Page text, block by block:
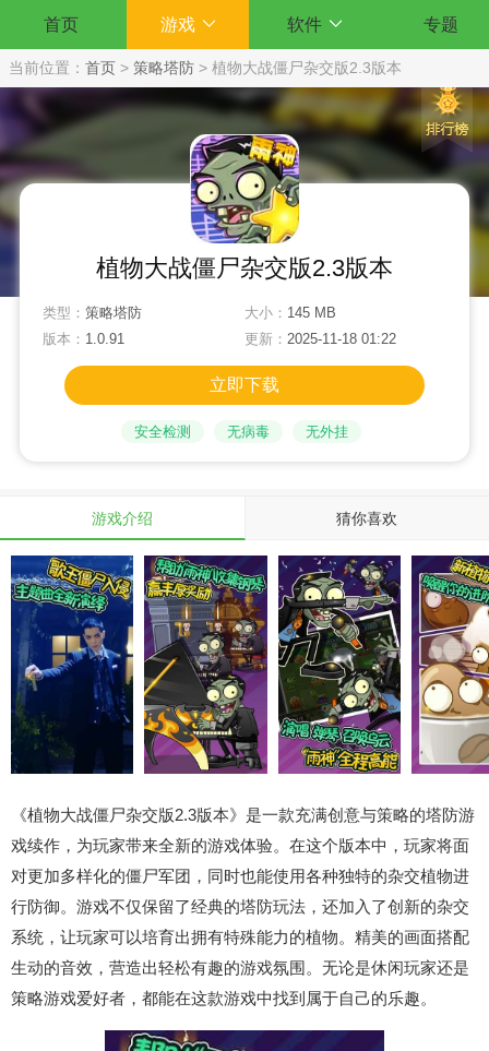
首页 游戏 软件 专题
当前位置： 首页 > 策略塔防 > 植物大战僵尸杂交版2.3版本
植物大战僵尸杂交版2.3版本
类型： 策略塔防 大小： 145 MB
版本： 1.0.91 更新： 2025-11-18 01:22
立即下载
安全检测 无病毒 无外挂
游戏介绍 猜你喜欢
《植物大战僵尸杂交版2.3版本》是一款充满创意与策略的塔防游
戏续作，为玩家带来全新的游戏体验。在这个版本中，玩家将面
对更加多样化的僵尸军团，同时也能使用各种独特的杂交植物进
行防御。游戏不仅保留了经典的塔防玩法，还加入了创新的杂交
系统，让玩家可以培育出拥有特殊能力的植物。精美的画面搭配
生动的音效，营造出轻松有趣的游戏氛围。无论是休闲玩家还是
策略游戏爱好者，都能在这款游戏中找到属于自己的乐趣。